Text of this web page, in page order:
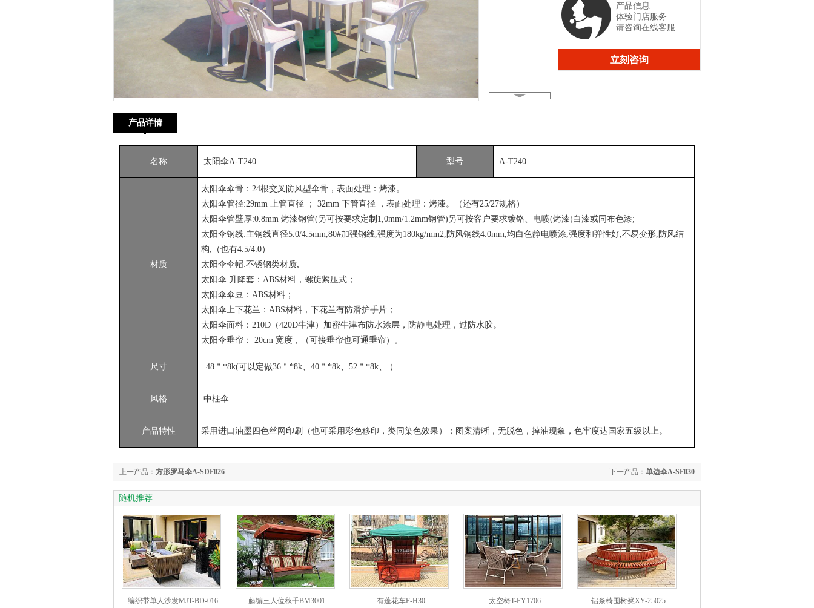
产品信息
体验门店服务
请咨询在线客服
立刻咨询
产品详情
名称 太阳伞A-T240 型号 A-T240
材质
太阳伞伞骨：24根交叉防风型伞骨，表面处理：烤漆。
太阳伞管径:29mm 上管直径 ； 32mm 下管直径 ，表面处理：烤漆。（还有25/27规格）
太阳伞管壁厚:0.8mm 烤漆钢管(另可按要求定制1,0mm/1.2mm钢管)另可按客户要求镀铬、电喷(烤漆)白漆或同布色漆;
太阳伞钢线:主钢线直径5.0/4.5mm,80#加强钢线,强度为180kg/mm2,防风钢线4.0mm,均白色静电喷涂,强度和弹性好,不易变形,防风结
构;（也有4.5/4.0）
太阳伞伞帽:不锈钢类材质;
太阳伞 升降套：ABS材料，螺旋紧压式；
太阳伞伞豆：ABS材料；
太阳伞上下花兰：ABS材料，下花兰有防滑护手片；
太阳伞面料：210D（420D牛津）加密牛津布防水涂层，防静电处理，过防水胶。
太阳伞垂帘： 20cm 宽度，（可接垂帘也可通垂帘）。
尺寸 48＂*8k(可以定做36＂*8k、40＂*8k、52＂*8k、 ）
风格 中柱伞
产品特性 采用进口油墨四色丝网印刷（也可采用彩色移印，类同染色效果）；图案清晰，无脱色，掉油现象，色牢度达国家五级以上。
下一产品： 单边伞A-SF030
上一产品： 方形罗马伞A-SDF026
随机推荐
编织带单人沙发MJT-BD-016 藤编三人位秋千BM3001 有蓬花车F-H30 太空椅T-FY1706 铝条椅围树凳XY-25025